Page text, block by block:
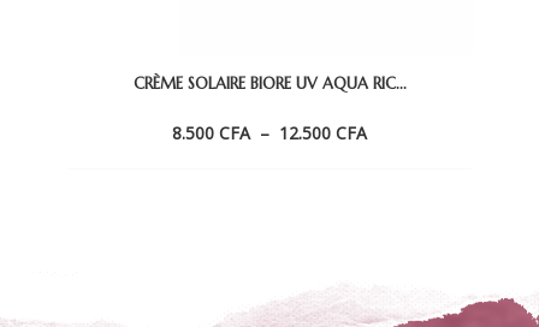
CRÈME SOLAIRE BIORE UV AQUA RIC...
8.500 CFA – 12.500 CFAPlage